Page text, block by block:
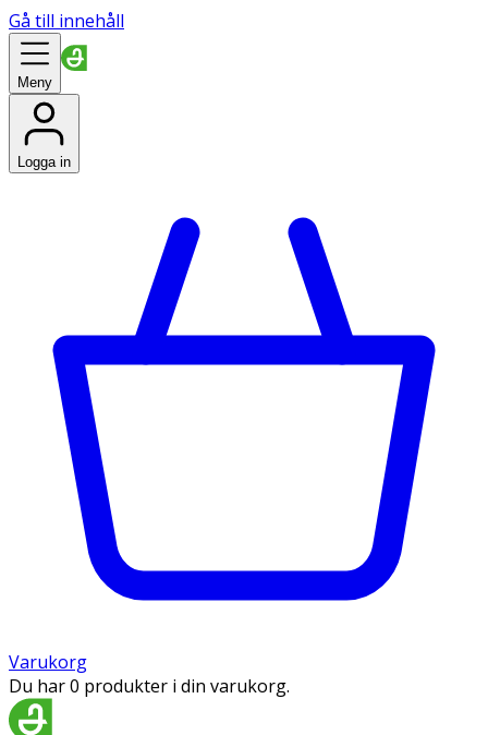
Gå till innehåll
Meny
Logga in
Varukorg
Du har 0 produkter i din varukorg.